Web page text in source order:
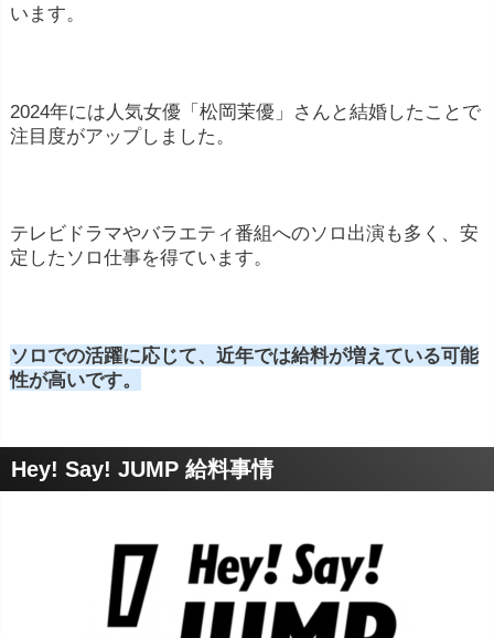
います。
2024年には人気女優「松岡茉優」さんと結婚したことで
注目度がアップしました。
テレビドラマやバラエティ番組へのソロ出演も多く、安
定したソロ仕事を得ています。
ソロでの活躍に応じて、近年では給料が増えている可能
性が高いです。
Hey! Say! JUMP 給料事情